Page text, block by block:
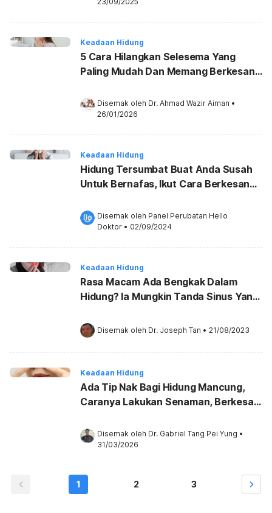
Keadaan Hidung
5 Cara Hilangkan Selesema Yang
Paling Mudah Dan Memang Berkesan,
Disemak oleh Dr. Ahmad Wazir Aiman •
26/01/2026
Keadaan Hidung
Hidung Tersumbat Buat Anda Susah
Untuk Bernafas, Ikut Cara Berkesan
Disemak oleh Panel Perubatan Hello
Doktor • 02/09/2024
Keadaan Hidung
Rasa Macam Ada Bengkak Dalam
Hidung? Ia Mungkin Tanda Sinus Yang
Disemak oleh Dr. Joseph Tan • 21/08/2023
Keadaan Hidung
Ada Tip Nak Bagi Hidung Mancung,
Caranya Lakukan Senaman, Berkesan
Disemak oleh Dr. Gabriel Tang Pei Yung •
31/03/2026
1 2 3